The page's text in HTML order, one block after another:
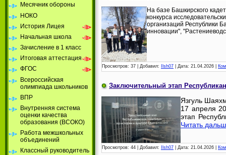
Месячник обороны
НОКО
История Лицея
Начальная школа
Зачисление в 1 класс
Итоговая аттестация
ФГОС
Всероссийская
олимпиада школьников
ВПР
Внутренняя система
оценки качества
образования (ВСОКО)
Работа межшкольных
объединений
Классный руководитель
На базе Башкирского
конкурса
организаций Республики
инновации",
Просмотров: 37 Добавил: Ilsh07 Дата: 21.04.2026
Заключительный этап
Язгуль
17 апреля
этап
Читать
Просмотров: 44 Добавил: Ilsh07 Дата: 21.04.2026